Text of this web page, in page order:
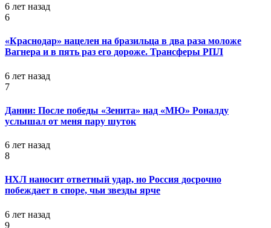
6 лет назад
6
«Краснодар» нацелен на бразильца в два раза моложе
Вагнера и в пять раз его дороже. Трансферы РПЛ
6 лет назад
7
Данни: После победы «Зенита» над «МЮ» Роналду
услышал от меня пару шуток
6 лет назад
8
НХЛ наносит ответный удар, но Россия досрочно
побеждает в споре, чьи звезды ярче
6 лет назад
9